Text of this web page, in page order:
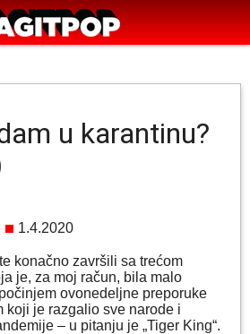
u karantinu?
1.4.2020
konačno završili sa trećom
je, za moj račun, bila malo
ovonedeljne preporuke
koji je razgalio sve narode i
– u pitanju je „Tiger King“.